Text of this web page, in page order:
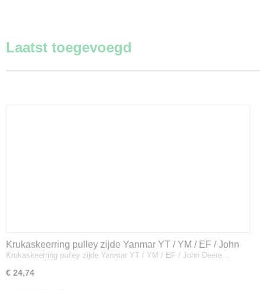
Laatst toegevoegd
Krukaskeerring pulley zijde Yanmar YT / YM / EF / John
Deere - 119934-01800
Krukaskeerring pulley zijde Yanmar YT / YM / EF / John Deere…
€ 24,74